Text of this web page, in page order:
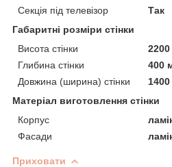
Секція під телевізор
Так
Габаритні розміри стінки
Висота стінки
Глибина стінки
400
Довжина (ширина) стінки
Матеріал виготовлення стінки
Корпус
Фасади
Приховати